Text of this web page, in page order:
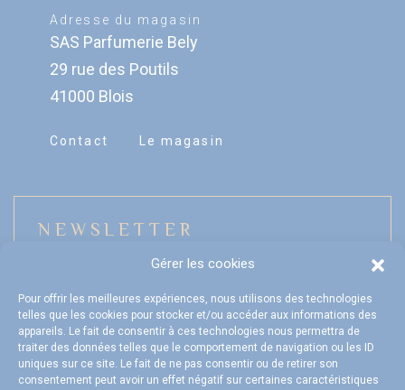
Gérer les cookies
Pour offrir les meilleures expériences, nous utilisons des technologies
telles que les cookies pour stocker et/ou accéder aux informations des
appareils. Le fait de consentir à ces technologies nous permettra de
traiter des données telles que le comportement de navigation ou les ID
uniques sur ce site. Le fait de ne pas consentir ou de retirer son
consentement peut avoir un effet négatif sur certaines caractéristiques
Adresse du magasin
SAS Parfumerie Bely
29 rue des Poutils
41000 Blois
Contact Le magasin
NEWSLETTER
Mon compte
FAQ